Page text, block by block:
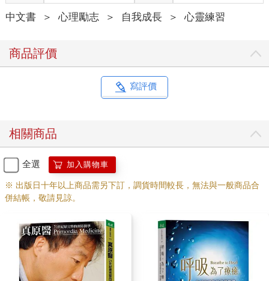
你沒有告訴任何人，一個人夜裡上網查「胸悶 症狀」。收到同年
齡的人的訃聞，你默默加買了保險，第一次想遺囑要怎麼寫⋯⋯
全部這一切，都有條件，而都受到限制、受到制約。這一切，都
是在這個框架裡建立的。這就是你這一生認定是全部的你。你認
一，認為自己被它困住，還會認為自己就是從眼前的物質延伸出
來的。這種處境，是多麼荒謬可笑。
然而，大你、大我是不一樣的。它是還沒有產生作用、還沒有產
生關聯前就有。它是獨立的存在。
大你、大我，是你可以輕輕鬆鬆承認、可以在的一種存有的觀
念。最有意思的是，你有的大你，它其實並不受你觀察或體會的
同一個限制！
這個觀念實在太重要，我可能需要再重複一次。
中文書 ＞ 心理勵志 ＞ 自我成長 ＞ 心靈練習
商品評價
寫評價
相關商品
全選 加入購物車
※ 出版日十年以上商品需另下訂，調貨時間較長，無法與一般商品合
併結帳，敬請見諒。